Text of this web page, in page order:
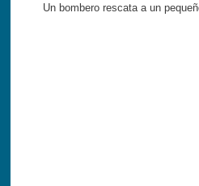
Un bombero rescata a un